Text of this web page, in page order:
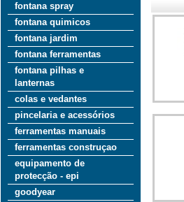
fontana spray
fontana quimicos
fontana jardim
fontana ferramentas
fontana pilhas e
lanternas
colas e vedantes
pincelaria e acessórios
ferramentas manuais
ferramentas construçao
equipamento de
protecção - epi
goodyear